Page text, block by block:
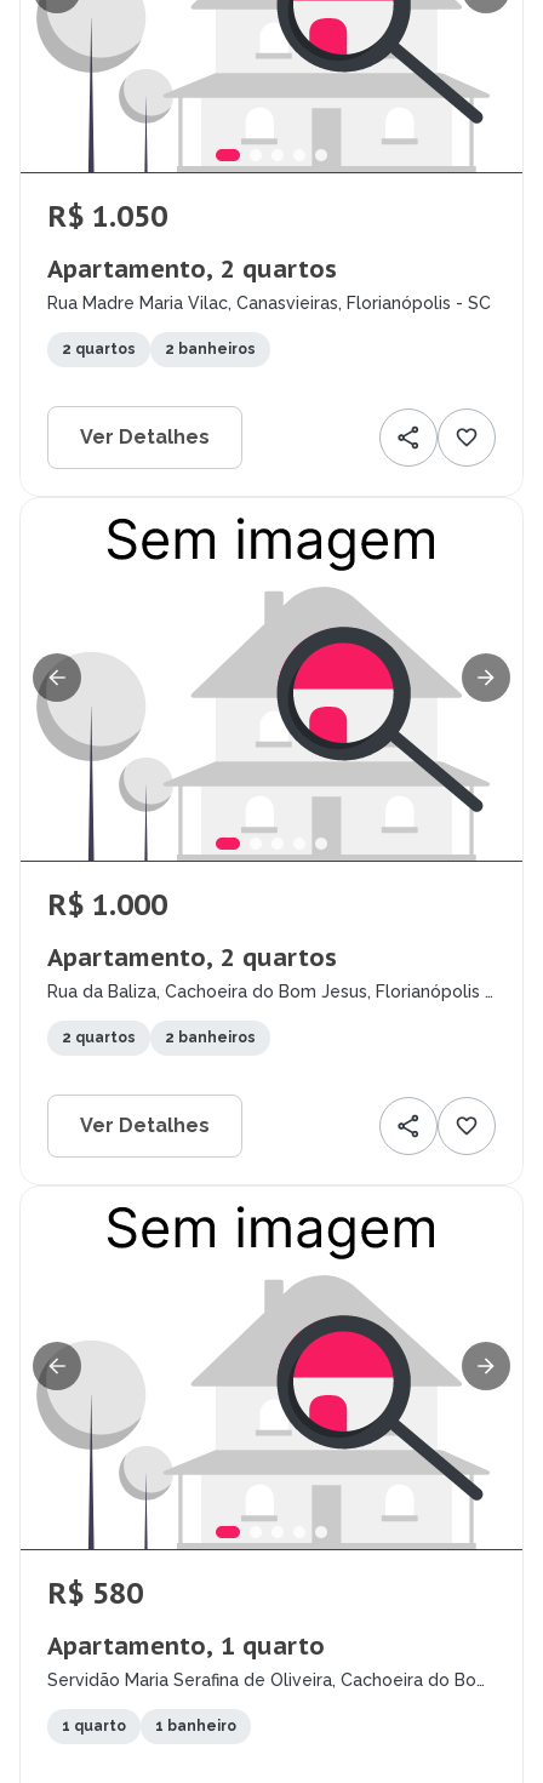
R$ 1.050
Apartamento, 2 quartos
Rua Madre Maria Vilac, Canasvieiras, Florianópolis - SC
2 quartos 2 banheiros
Ver Detalhes
R$ 1.000
Apartamento, 2 quartos
Rua da Baliza, Cachoeira do Bom Jesus, Florianópolis -
2 quartos 2 banheiros
Ver Detalhes
R$ 580
Apartamento, 1 quarto
Servidão Maria Serafina de Oliveira, Cachoeira do Bom
1 quarto 1 banheiro